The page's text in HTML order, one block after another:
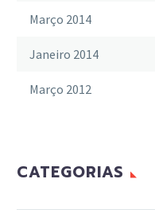
Março 2014
Janeiro 2014
Março 2012
CATEGORIAS